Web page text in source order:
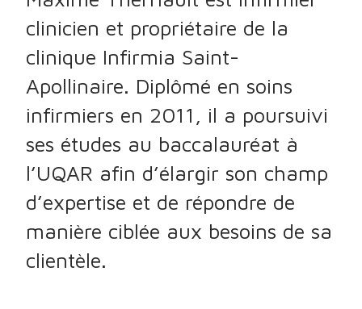
clinicien et propriétaire de la
clinique Infirmia Saint-
Apollinaire. Diplômé en soins
infirmiers en 2011, il a poursuivi
ses études au baccalauréat à
l’UQAR afin d’élargir son champ
d’expertise et de répondre de
manière ciblée aux besoins de sa
clientèle.